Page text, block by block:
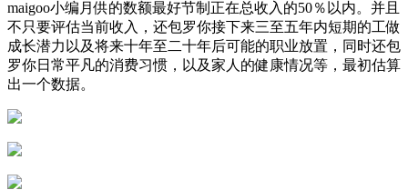
maigoo小编月供的数额最好节制正在总收入的50％以内。并且
不只要评估当前收入，还包罗你接下来三至五年内短期的工做
成长潜力以及将来十年至二十年后可能的职业放置，同时还包
罗你日常平凡的消费习惯，以及家人的健康情况等，最初估算
出一个数据。